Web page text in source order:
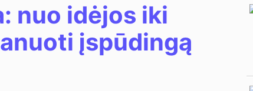
nuo idėjos iki
įspūdingą